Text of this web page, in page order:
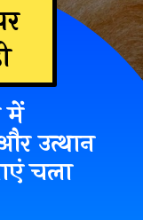
में
उत्थान
चला